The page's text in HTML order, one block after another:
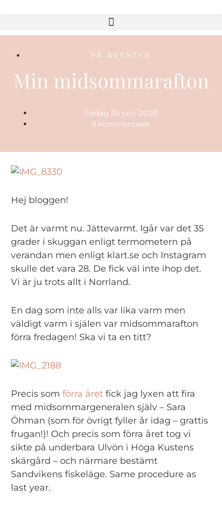
PÅ ÄVENTYR
Min midsommarafton
fredag 26 juni, 2020
9 kommentarer
Hej bloggen!
Det är varmt nu. Jättevarmt. Igår var det 35
grader i skuggan enligt termometern på
verandan men enligt klart.se och Instagram
skulle det vara 28. De fick väl inte ihop det.
Vi är ju trots allt i Norrland.
En dag som inte alls var lika varm men
väldigt varm i själen var midsommarafton
förra fredagen! Ska vi ta en titt?
Precis somförra året fick jag lyxen att fira
med midsommargeneralen själv – Sara
Öhman (som för övrigt fyller år idag – grattis
frugan!)! Och precis som förra året tog vi
sikte på underbara Ulvön i Höga Kustens
skärgård – och närmare bestämt
Sandvikens fiskeläge. Same procedure as
last year.